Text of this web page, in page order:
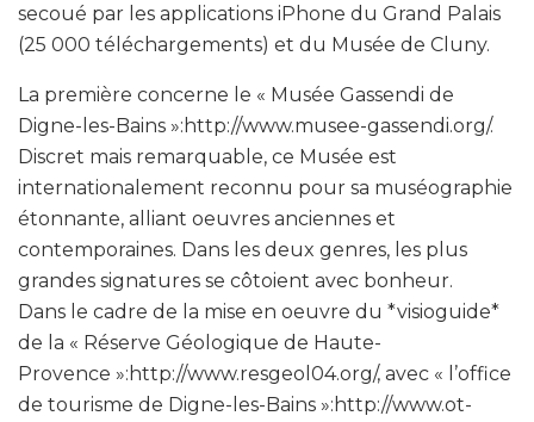
secoué par les applications iPhone du Grand Palais
(25 000 téléchargements) et du Musée de Cluny.
La première concerne le « Musée Gassendi de
Digne-les-Bains »:http://www.musee-gassendi.org/.
Discret mais remarquable, ce Musée est
internationalement reconnu pour sa muséographie
étonnante, alliant oeuvres anciennes et
contemporaines. Dans les deux genres, les plus
grandes signatures se côtoient avec bonheur.
Dans le cadre de la mise en oeuvre du *visioguide*
de la « Réserve Géologique de Haute-
Provence »:http://www.resgeol04.org/, avec « l’office
de tourisme de Digne-les-Bains »:http://www.ot-